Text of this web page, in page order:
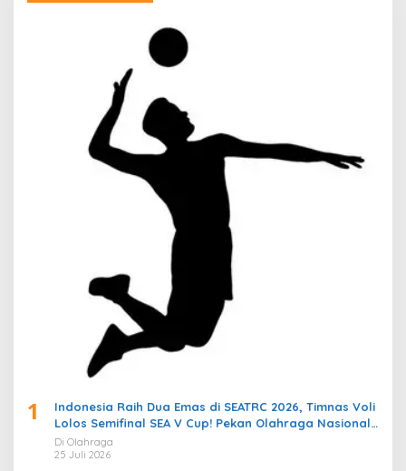
1
Indonesia Raih Dua Emas di SEATRC 2026, Timnas Voli
Lolos Semifinal SEA V Cup! Pekan Olahraga Nasional
Bergemuruh
Di Olahraga
25 Juli 2026